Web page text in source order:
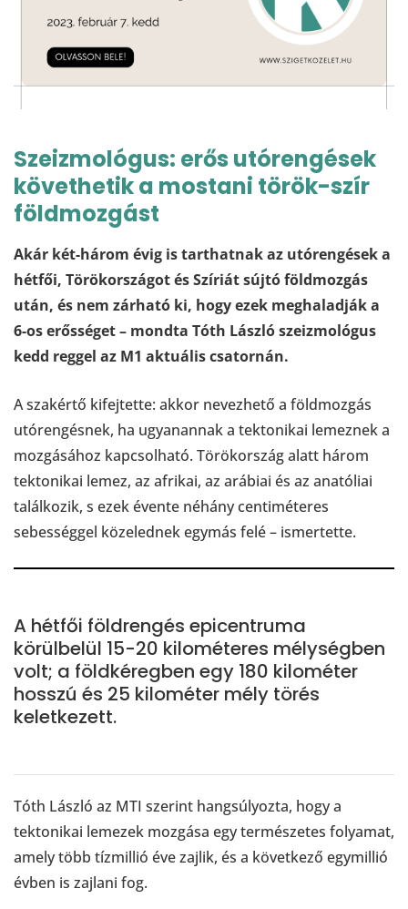
Szeizmológus: erős utórengések
követhetik a mostani török-szír
földmozgást
Akár két-három évig is tarthatnak az utórengések a
hétfői, Törökországot és Szíriát sújtó földmozgás
után, és nem zárható ki, hogy ezek meghaladják a
6-os erősséget – mondta Tóth László szeizmológus
kedd reggel az M1 aktuális csatornán.
A szakértő kifejtette: akkor nevezhető a földmozgás
utórengésnek, ha ugyanannak a tektonikai lemeznek a
mozgásához kapcsolható. Törökország alatt három
tektonikai lemez, az afrikai, az arábiai és az anatóliai
találkozik, s ezek évente néhány centiméteres
sebességgel közelednek egymás felé – ismertette.
A hétfői földrengés epicentruma
körülbelül 15-20 kilométeres mélységben
volt; a földkéregben egy 180 kilométer
hosszú és 25 kilométer mély törés
keletkezett.
Tóth László az MTI szerint hangsúlyozta, hogy a
tektonikai lemezek mozgása egy természetes folyamat,
amely több tízmillió éve zajlik, és a következő egymillió
évben is zajlani fog.